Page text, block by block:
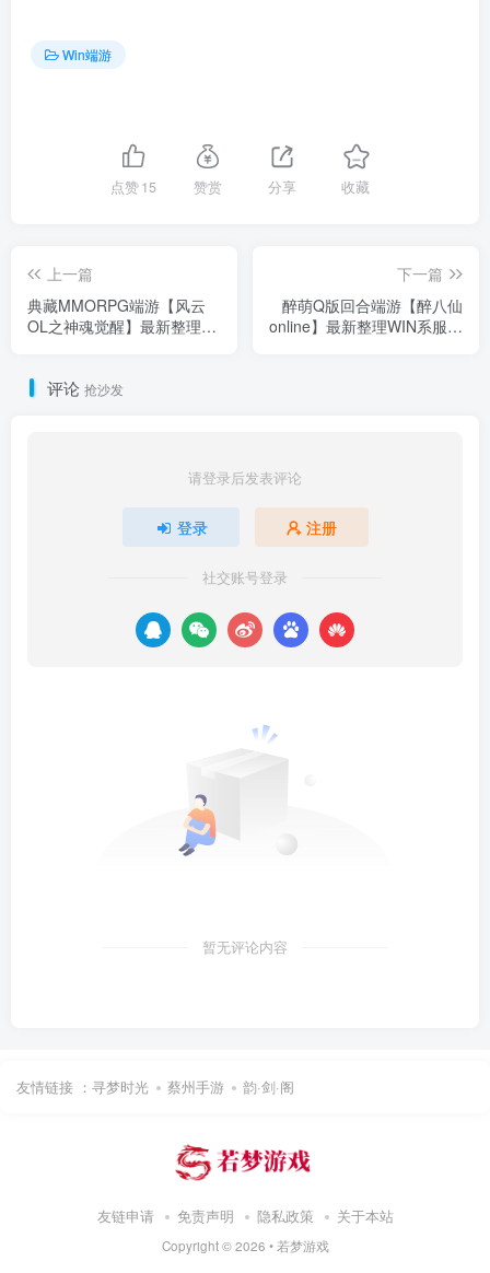
Win端游
点赞15 赞赏 分享 收藏
上一篇
典藏MMORPG端游【风云
OL之神魂觉醒】最新整理
搭建教程
下一篇
醉萌Q版回合端游【醉八仙
online】最新整理WIN系服务
评论 抢沙发
请登录后发表评论
登录 注册
社交账号登录
暂无评论内容
友情链接 ： 寻梦时光 蔡州手游 韵·剑·阁
友链申请 免责声明 隐私政策 关于本站
Copyright ©2026 • 若梦游戏